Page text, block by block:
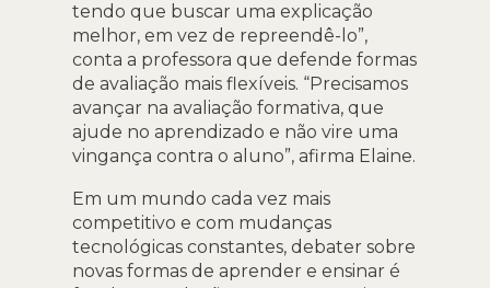
tendo que buscar uma explicação
melhor, em vez de repreendê-lo”,
conta a professora que defende formas
de avaliação mais flexíveis. “Precisamos
avançar na avaliação formativa, que
ajude no aprendizado e não vire uma
vingança contra o aluno”, afirma Elaine.
Em um mundo cada vez mais
competitivo e com mudanças
tecnológicas constantes, debater sobre
novas formas de aprender e ensinar é